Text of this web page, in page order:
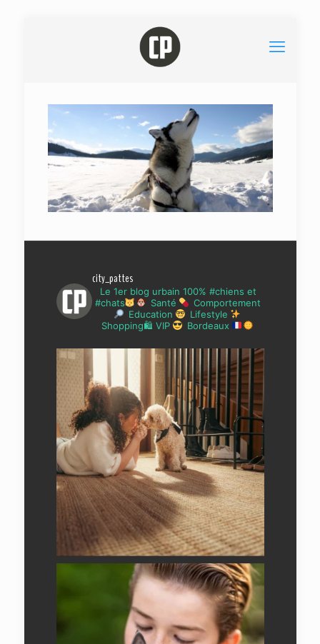
city_pattes
Le 1er blog urbain 100% #chiens et
#chats
Santé
Comportement
Education
Lifestyle
Shopping🛍 VIP
Bordeaux